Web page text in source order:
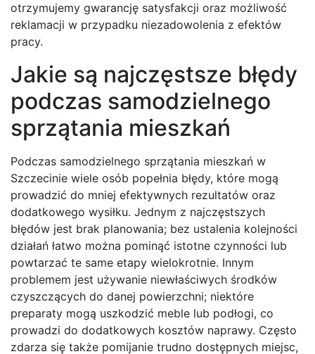
otrzymujemy gwarancję satysfakcji oraz możliwość
reklamacji w przypadku niezadowolenia z efektów
pracy.
Jakie są najczęstsze błędy
podczas samodzielnego
sprzątania mieszkań
Podczas samodzielnego sprzątania mieszkań w
Szczecinie wiele osób popełnia błędy, które mogą
prowadzić do mniej efektywnych rezultatów oraz
dodatkowego wysiłku. Jednym z najczęstszych
błędów jest brak planowania; bez ustalenia kolejności
działań łatwo można pominąć istotne czynności lub
powtarzać te same etapy wielokrotnie. Innym
problemem jest używanie niewłaściwych środków
czyszczących do danej powierzchni; niektóre
preparaty mogą uszkodzić meble lub podłogi, co
prowadzi do dodatkowych kosztów naprawy. Często
zdarza się także pomijanie trudno dostępnych miejsc,